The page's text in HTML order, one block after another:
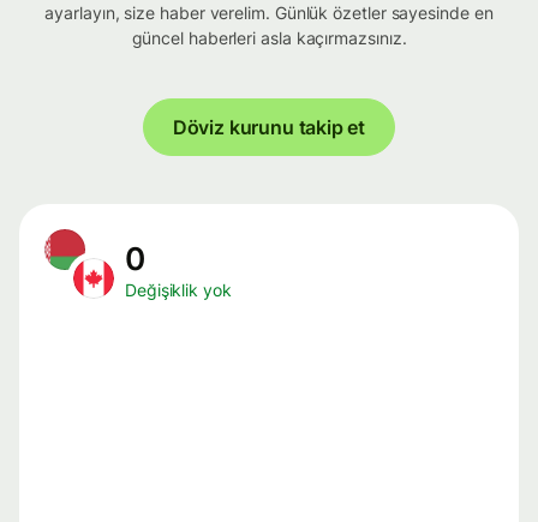
ayarlayın, size haber verelim. Günlük özetler sayesinde en
güncel haberleri asla kaçırmazsınız.
Döviz kurunu takip et
0
Değişiklik yok